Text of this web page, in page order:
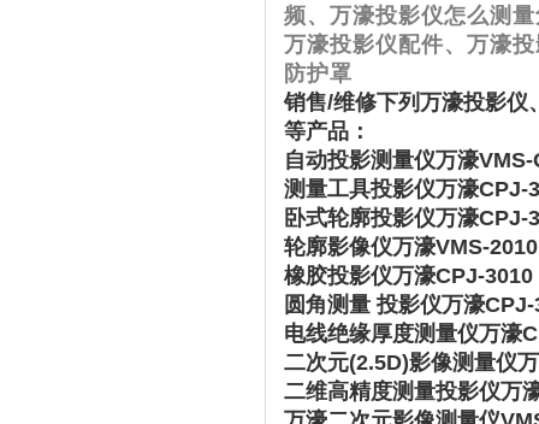
频、万濠投影仪怎么测
万濠投影仪配件、万濠
防护罩
销售/维修下列万濠投影仪
等产品：
自动投影测量仪万濠
测量工具投影仪万濠
卧式轮廓投影仪万濠
轮廓影像仪万濠VMS-
橡胶投影仪万濠CPJ-
圆角测量 投影仪万濠
电线绝缘厚度测量仪万濠
二次元(2.5D)影像测量仪
二维高精度测量投影仪万